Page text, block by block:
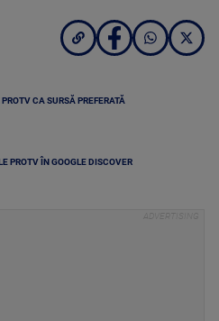
CA SURSĂ PREFERATĂ
PROTV ÎN GOOGLE DISCOVER